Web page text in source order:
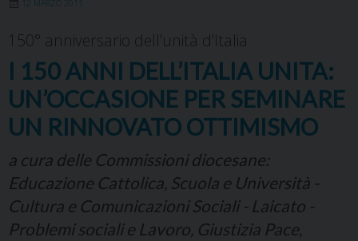
12 MARZO 2011
150° anniversario dell'unità d'Italia
I 150 ANNI DELL’ITALIA UNITA:
UN’OCCASIONE PER SEMINARE
UN RINNOVATO OTTIMISMO
a cura delle Commissioni diocesane:
Educazione Cattolica, Scuola e Università -
Cultura e Comunicazioni Sociali - Laicato -
Problemi sociali e Lavoro, Giustizia Pace,